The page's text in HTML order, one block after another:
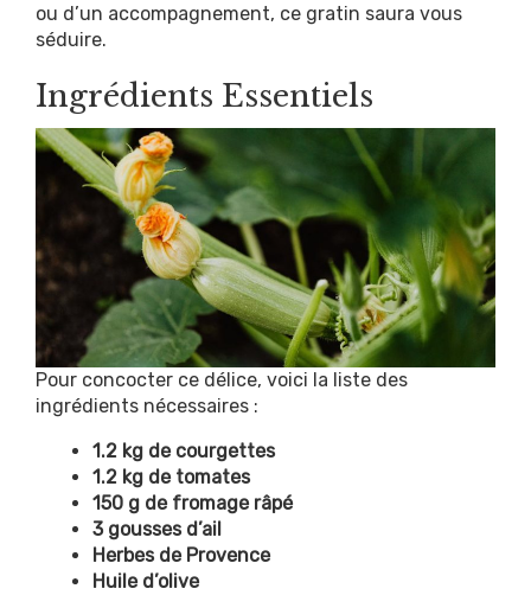
ou d’un accompagnement, ce gratin saura vous
séduire.
Ingrédients Essentiels
Pour concocter ce délice, voici la liste des
ingrédients nécessaires :
1.2 kg de courgettes
1.2 kg de tomates
150 g de fromage râpé
3 gousses d’ail
Herbes de Provence
Huile d’olive